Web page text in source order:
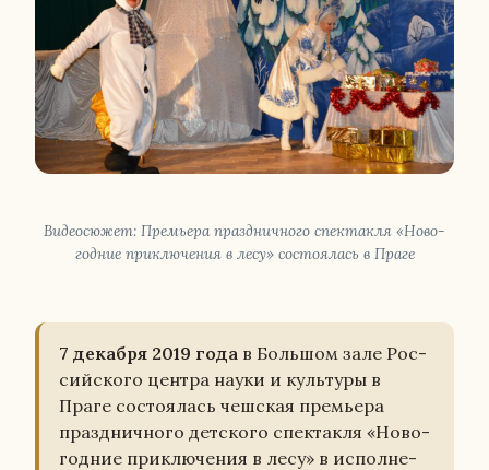
Ви­део­сю­жет: Пре­мье­ра празд­нич­но­го спек­так­ля «Но­во­
год­ние при­клю­че­ния в лесу» со­сто­я­лась в Праге
7 де­каб­ря 2019 года в Боль­шом зале Рос­
сий­ско­го центра науки и куль­ту­ры в
Праге со­сто­я­лась чеш­ская пре­мье­ра
празд­нич­но­го дет­ско­го спек­так­ля «Но­во­
год­ние при­клю­че­ния в лесу» в ис­пол­не­